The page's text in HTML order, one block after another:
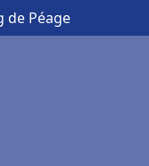
de Péage